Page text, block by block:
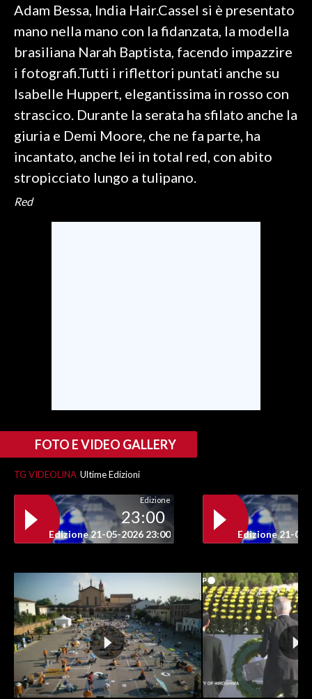
CULTURA
GOSSIP
SALUTE
SARDEGNA TURISMO
SARDI NEL MONDO
NOTIZIE
PUBBLICITÀ
SPIAGGE
STORE
Adam Bessa, India Hair.Cassel si è presentato
mano nella mano con la fidanzata, la modella
brasiliana Narah Baptista, facendo impazzire
i fotografi.Tutti i riflettori puntati anche su
Isabelle Huppert, elegantissima in rosso con
strascico. Durante la serata ha sfilato anche la
giuria e Demi Moore, che ne fa parte, ha
incantato, anche lei in total red, con abito
stropicciato lungo a tulipano.
Red
FOTO E VIDEO GALLERY
TG VIDEOLINA Ultime Edizioni
Edizione
23:00
Edizione 21-05-2026 23:00 Edizione 21-05-